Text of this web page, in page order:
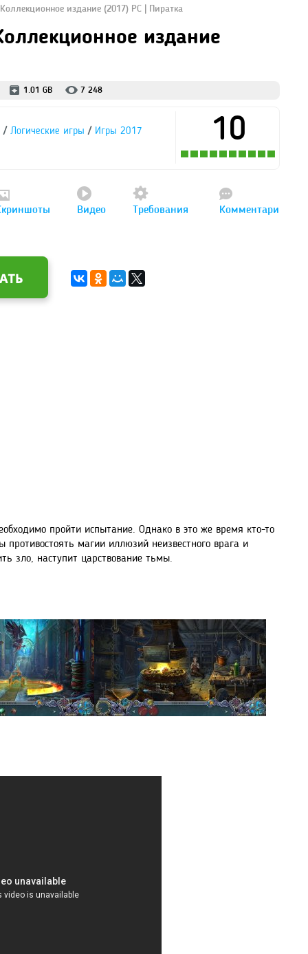
издание (2017) PC | Пиратка
издание
1.01 GB 7 248
/ Логические игры / Игры 2017 10
Видео Требования Комментари
пройти испытание. Однако в это же время кто-то
магии иллюзий неизвестного врага и
зло, наступит царствование тьмы.